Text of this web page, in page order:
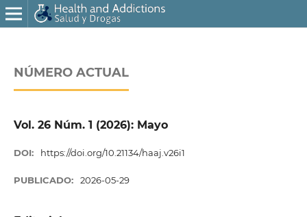
NÚMERO ACTUAL
Vol. 26 Núm. 1 (2026): Mayo
DOI: https://doi.org/10.21134/haaj.v26i1
PUBLICADO: 2026-05-29